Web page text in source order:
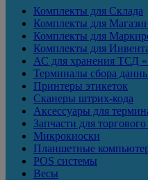
Комплекты для Склада
Комплекты для
Комплекты для
Комплекты для
АС для хранения ТСД
Терминалы сбора
Принтеры этикеток
Сканеры штрих-кода
Аксессуары для
Запчасти для
Микрокиоски
Планшетные
POS системы
Весы